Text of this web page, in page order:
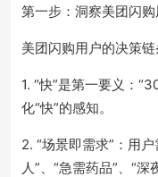
第一步：洞察美团闪
美团闪购用户的决策
1. “快”是第一要义：
化“快”的感知。
2. “场景即需求”：用
人”、“急需药品”、“